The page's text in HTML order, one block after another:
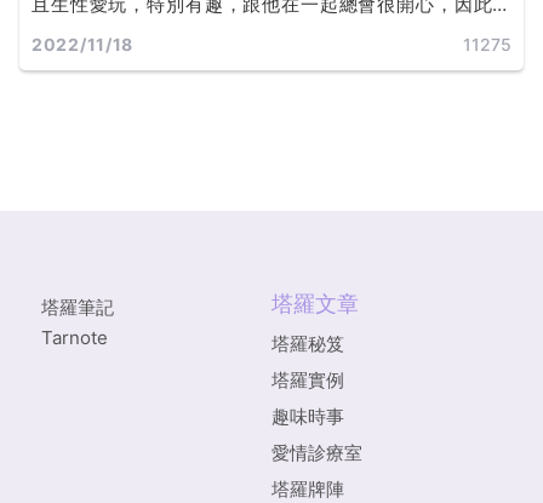
他們具有很好的人緣，也非常受歡迎，受到很多人的喜
2022/11/18 11275
塔羅筆記
Tarnote
塔羅文章
塔羅秘笈
塔羅實例
趣味時事
愛情診療室
塔羅牌陣